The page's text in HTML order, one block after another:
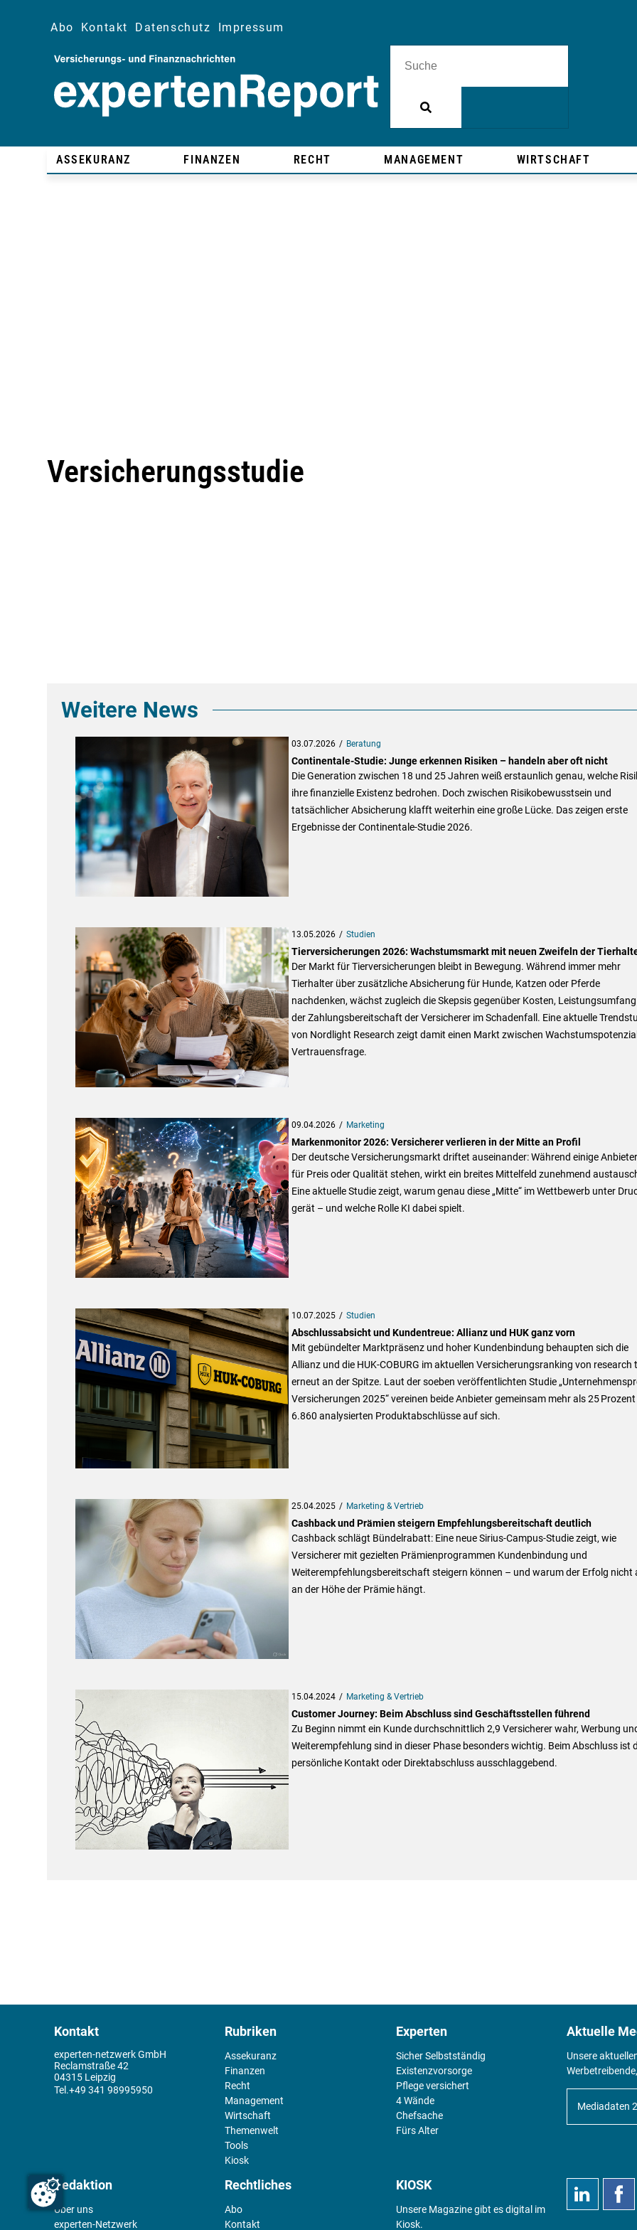
Abo Kontakt Datenschutz Impressum
ASSEKURANZ FINANZEN RECHT MANAGEMENT WIRTSCHAFT
Versicherungsstudie
Weitere News
03.07.2026 Beratung
Continentale-Studie: Junge erkennen Risiken – handeln aber oft nicht
Die Generation zwischen 18 und 25 Jahren weiß erstaunlich genau, welche
ihre finanzielle Existenz bedrohen. Doch zwischen Risikobewusstsein und
tatsächlicher Absicherung klafft weiterhin eine große Lücke. Das zeigen erste
Ergebnisse der Continentale-Studie 2026.
13.05.2026 Studien
Tierversicherungen 2026: Wachstumsmarkt mit neuen Zweifeln der
Der Markt für Tierversicherungen bleibt in Bewegung. Während immer mehr
Tierhalter über zusätzliche Absicherung für Hunde, Katzen oder Pferde
nachdenken, wächst zugleich die Skepsis gegenüber Kosten,
der Zahlungsbereitschaft der Versicherer im Schadenfall. Eine aktuelle
von Nordlight Research zeigt damit einen Markt zwischen
Vertrauensfrage.
09.04.2026 Marketing
Markenmonitor 2026: Versicherer verlieren in der Mitte an Profil
Der deutsche Versicherungsmarkt driftet auseinander: Während einige
für Preis oder Qualität stehen, wirkt ein breites Mittelfeld zunehmend
Eine aktuelle Studie zeigt, warum genau diese „Mitte“ im Wettbewerb unter
gerät – und welche Rolle KI dabei spielt.
10.07.2025 Studien
Abschlussabsicht und Kundentreue: Allianz und HUK ganz vorn
Mit gebündelter Marktpräsenz und hoher Kundenbindung behaupten sich die
Allianz und die HUK-COBURG im aktuellen Versicherungsranking von research
erneut an der Spitze. Laut der soeben veröffentlichten Studie
Versicherungen 2025“ vereinen beide Anbieter gemeinsam mehr als 25 Prozent
6.860 analysierten Produktabschlüsse auf sich.
25.04.2025 Marketing & Vertrieb
Cashback und Prämien steigern Empfehlungsbereitschaft deutlich
Cashback schlägt Bündelrabatt: Eine neue Sirius-Campus-Studie zeigt, wie
Versicherer mit gezielten Prämienprogrammen Kundenbindung und
Weiterempfehlungsbereitschaft steigern können – und warum der Erfolg nicht
an der Höhe der Prämie hängt.
15.04.2024 Marketing & Vertrieb
Customer Journey: Beim Abschluss sind Geschäftsstellen führend
Zu Beginn nimmt ein Kunde durchschnittlich 2,9 Versicherer wahr, Werbung
Weiterempfehlung sind in dieser Phase besonders wichtig. Beim Abschluss ist
persönliche Kontakt oder Direktabschluss ausschlaggebend.
Kontakt
experten-netzwerk GmbH
Reclamstraße 42
04315 Leipzig
+49 341 98995950
Rubriken
Assekuranz
Finanzen
Recht
Management
Wirtschaft
Themenwelt
Tools
Kiosk
Experten
Sicher Selbstständig
Existenz­vorsorge
Pflege versichert
4 Wände
Chefsache
Fürs Alter
Aktuelle
Unsere
Mediadaten
Redaktion
Über uns
experten-Netzwerk
Rechtliches
Abo
Kontakt
KIOSK
Unsere Magazine gibt es digital im
Kiosk.